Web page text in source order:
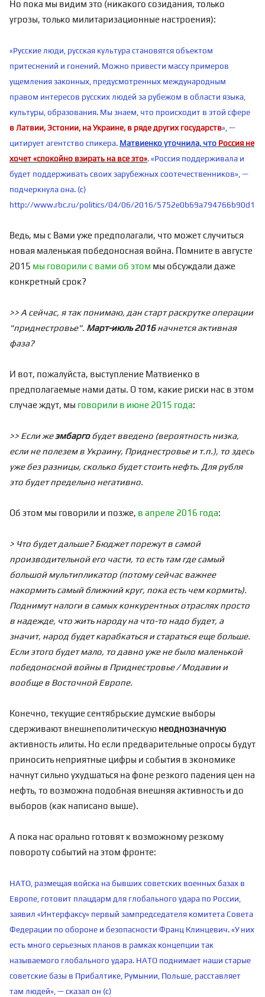
Но пока мы видим это (никакого созидания, только
угрозы, только милитаризационные настроения):
«Русские люди, русская культура становятся объектом
притеснений и гонений. Можно привести массу примеров
ущемления законных, предусмотренных международным
правом интересов русских людей за рубежом в области языка,
культуры, образования. Мы знаем, что происходит в этой сфере
в Латвии, Эстонии, на Украине, в ряде других государств», —
цитирует агентство спикера. Матвиенкоуточнила, что Россия не
хочет «спокойно взирать на все это». «Россия поддерживала и
будет поддерживать своих зарубежных соотечественников», —
подчеркнула она. (с)
http://www.rbc.ru/politics/04/06/2016/
Ведь, мы с Вами уже предполагали, что может случиться
новая маленькая победоносная война. Помните в августе
2015 мы говорили с вами об этом мы обсуждали даже
конкретный срок?
>> А сейчас, я так понимаю, дан старт раскрутке операции
"приднестровье". Март-июль 2016начнется активная
фаза?
И вот, пожалуйста, выступление Матвиенко в
предполагаемые нами даты. О том, какие риски нас в этом
случае ждут, мы говорили в июне 2015 года:
>> Если жеэмбаргобудет введено (вероятность низка,
если не полезем в Украину, Приднестровье и т.п.), то здесь
уже без разницы, сколько будет стоить нефть. Для рубля
это будет предельно негативно.
Об этом мы говорили и позже, в апреле 2016 года:
> Что будет дальше? Бюджет порежут в самой
производительной его части, то есть там где самый
большой мультипликатор (потому сейчас важнее
накормить самый ближний круг, пока есть чем кормить).
Поднимут налоги в самых конкурентных отраслях просто
в надежде, что жить народу на что-то надо будет, а
значит, народ будет карабкаться и стараться еще больше.
Если этого будет мало, то давно уже не было маленькой
победоносной войны в Приднестровье / Модавии и
вообще в Восточной Европе.
Конечно, текущие сентябрьские думские выборы
сдерживают внешнеполитическую неоднозначную
активность илиты. Но если предварительные опросы будут
приносить неприятные цифры и события в экономике
начнут сильно ухудшаться на фоне резкого падения цен на
нефть, то возможна подобная внешняя активность и до
выборов (как написано выше).
А пока нас орально готовят к возможному резкому
повороту событий на этом фронте:
НАТО, размещая войска на бывших советских военных базах в
Европе, готовит плацдарм для глобального удара по России,
заявил «Интерфаксу» первый зампредседателя комитета Совета
Федерации по обороне и безопасности Франц Клинцевич. «У них
есть много серьезных планов в рамках концепции так
называемого глобального удара. НАТО поднимает наши старые
советские базы в Прибалтике, Румынии, Польше, расставляет
там людей», — сказал он (с)